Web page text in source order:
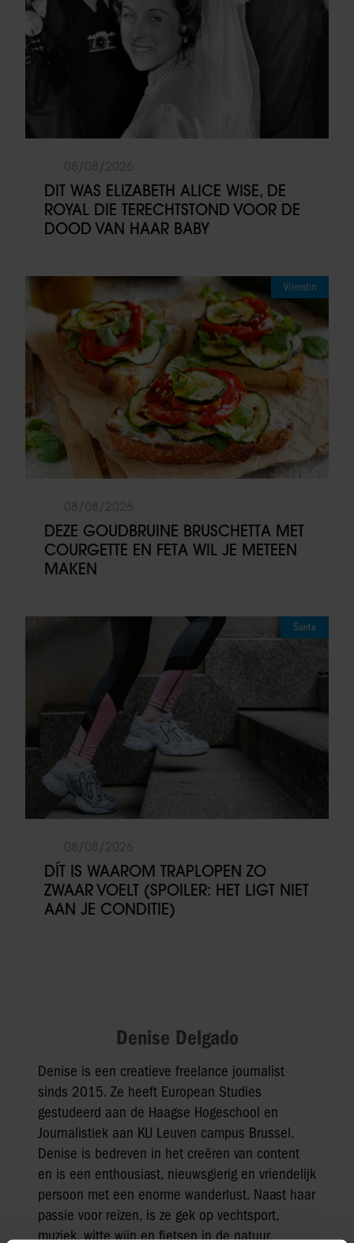
DIT WAS ELIZABETH ALICE WISE, DE
ROYAL DIE TERECHTSTOND VOOR DE
DOOD VAN HAAR BABY
Vriendin
DEZE GOUDBRUINE BRUSCHETTA MET
COURGETTE EN FETA WIL JE METEEN
MAKEN
Sante
DÍT IS WAAROM TRAPLOPEN ZO
ZWAAR VOELT (SPOILER: HET LIGT NIET
AAN JE CONDITIE)
Denise Delgado
Denise is een creatieve freelance journalist
sinds 2015. Ze heeft European Studies
gestudeerd aan de Haagse Hogeschool en
Journalistiek aan KU Leuven campus Brussel.
Denise is bedreven in het creëren van content
en is een enthousiast, nieuwsgierig en vriendelijk
persoon met een enorme wanderlust. Naast haar
passie voor reizen, is ze gek op vechtsport,
muziek, witte wijn en fietsen in de natuur.